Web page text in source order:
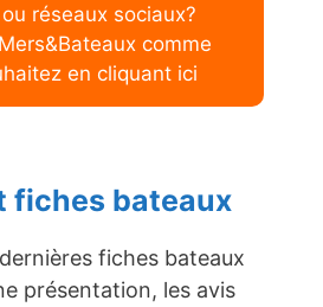
réseaux sociaux?
comme
en cliquant ici
fiches bateaux
fiches bateaux
présentation, les avis